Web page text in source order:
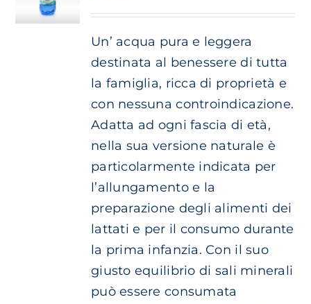
Un’ acqua pura e leggera
destinata al benessere di tutta
la famiglia, ricca di proprietà e
con nessuna controindicazione.
Adatta ad ogni fascia di età,
nella sua versione naturale è
particolarmente indicata per
l’allungamento e la
preparazione degli alimenti dei
lattati e per il consumo durante
la prima infanzia. Con il suo
giusto equilibrio di sali minerali
può essere consumata